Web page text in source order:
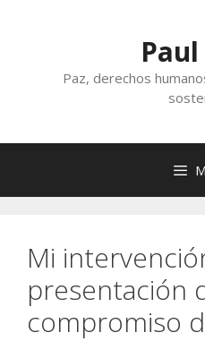
Paz, derechos
Mi
presentación
compromiso